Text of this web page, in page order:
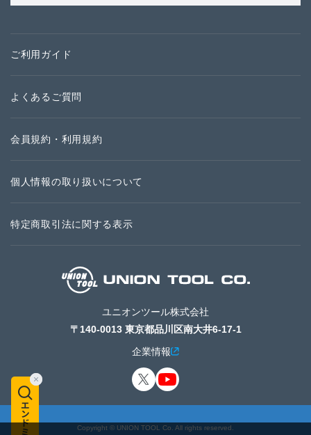
ご利用ガイド
よくあるご質問
会員規約・利用規約
個人情報の取り扱いについて
特定商取引法に関する表示
ユニオンツール株式会社
〒140-0013 東京都品川区南大井6-17-1
企業情報
Copyright © UNION TOOL Co. All rights reserved.